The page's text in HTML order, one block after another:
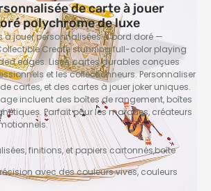
de carte à jouer
polychrome de luxe
à jouer personnalisées à bord doré —
Create stunning full-color playing
edges. Lisse, cartes durables conçues
et les collectionneurs. Personnaliser
cartes, et des cartes à jouer joker uniques.
incluent des boîtes de rangement, boîtes
Parfait pour les marques, créateurs
finitions, et papiers cartonnés,boîte
avec des couleurs vives, couleurs